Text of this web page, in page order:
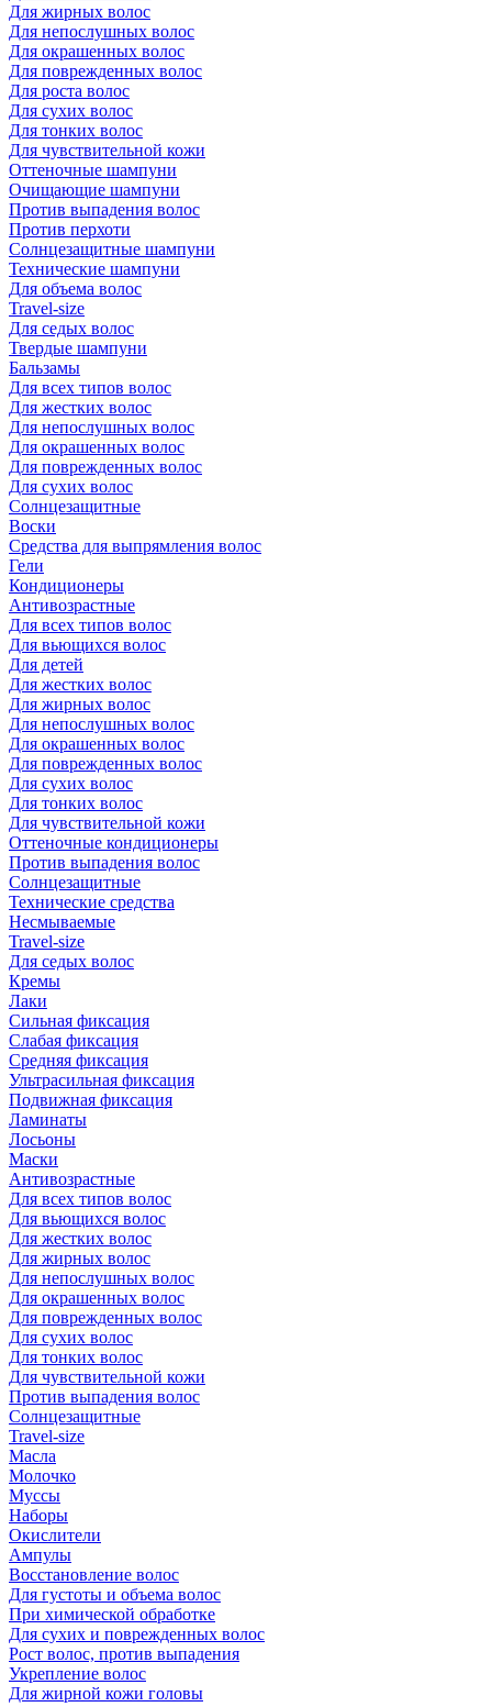
Для жирных волос
Для непослушных волос
Для окрашенных волос
Для поврежденных волос
Для роста волос
Для сухих волос
Для тонких волос
Для чувствительной кожи
Оттеночные шампуни
Очищающие шампуни
Против выпадения волос
Против перхоти
Солнцезащитные шампуни
Технические шампуни
Для объема волос
Travel-size
Для седых волос
Твердые шампуни
Бальзамы
Для всех типов волос
Для жестких волос
Для непослушных волос
Для окрашенных волос
Для поврежденных волос
Для сухих волос
Солнцезащитные
Воски
Средства для выпрямления волос
Гели
Кондиционеры
Антивозрастные
Для всех типов волос
Для вьющихся волос
Для детей
Для жестких волос
Для жирных волос
Для непослушных волос
Для окрашенных волос
Для поврежденных волос
Для сухих волос
Для тонких волос
Для чувствительной кожи
Оттеночные кондиционеры
Против выпадения волос
Солнцезащитные
Технические средства
Несмываемые
Travel-size
Для седых волос
Кремы
Лаки
Сильная фиксация
Слабая фиксация
Средняя фиксация
Ультрасильная фиксация
Подвижная фиксация
Ламинаты
Лосьоны
Маски
Антивозрастные
Для всех типов волос
Для вьющихся волос
Для жестких волос
Для жирных волос
Для непослушных волос
Для окрашенных волос
Для поврежденных волос
Для сухих волос
Для тонких волос
Для чувствительной кожи
Против выпадения волос
Солнцезащитные
Travel-size
Масла
Молочко
Муссы
Наборы
Окислители
Ампулы
Восстановление волос
Для густоты и объема волос
При химической обработке
Для сухих и поврежденных волос
Рост волос, против выпадения
Укрепление волос
Для жирной кожи головы